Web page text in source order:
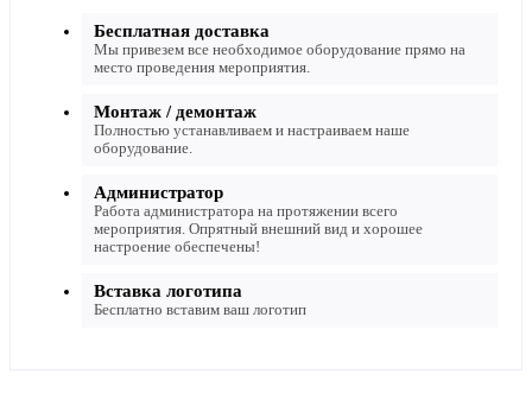
Бесплатная доставка
Мы привезем все необходимое оборудование прямо на
место проведения мероприятия.
Монтаж / демонтаж
Полностью устанавливаем и настраиваем наше
оборудование.
Администратор
Работа администратора на протяжении всего
мероприятия. Опрятный внешний вид и хорошее
настроение обеспечены!
Вставка логотипа
Бесплатно вставим ваш логотип